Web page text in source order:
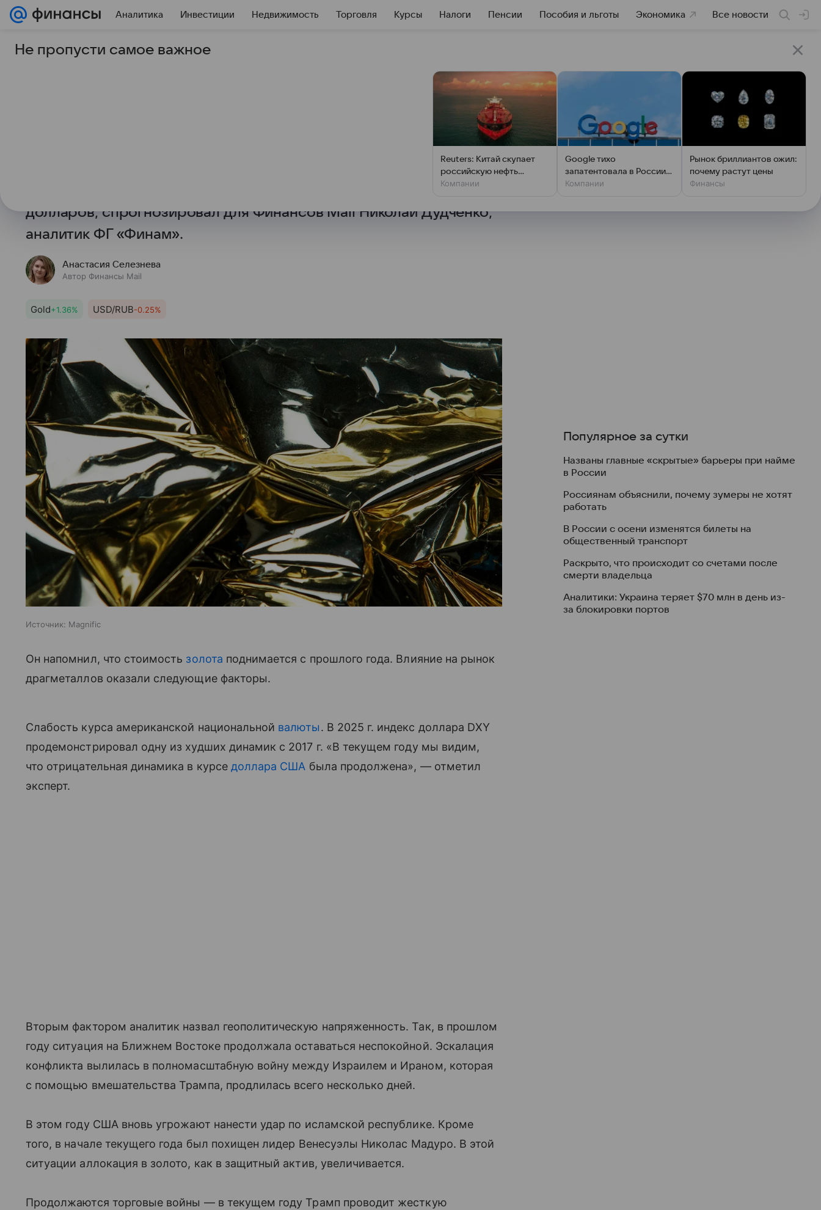
Аналитика Инвестиции Недвижимость Торговля Курсы Налоги Пенсии Пособия и льготы Экономика Все новости
29 января 2026 Финансы Mail
Стоимость золота вновь обновила исторический максимум —
28 января цена фьючерса превышала 5 300 долларов за тройскую
долларов, спрогнозировал для Финансов Mail Николай Дудченко,
аналитик ФГ «Финам».
Анастасия Селезнева
Автор Финансы Mail
Gold+1.36% USD/RUB-0.25%
Источник: Magnific
Он напомнил, что стоимость золота поднимается с прошлого года. Влияние на рынок
драгметаллов оказали следующие факторы.
Слабость курса американской национальной валюты. В 2025 г. индекс доллара DXY
продемонстрировал одну из худших динамик с 2017 г. «В текущем году мы видим,
что отрицательная динамика в курсе доллара США была продолжена», — отметил
эксперт.
Вторым фактором аналитик назвал геополитическую напряженность. Так, в прошлом
году ситуация на Ближнем Востоке продолжала оставаться неспокойной. Эскалация
конфликта вылилась в полномасштабную войну между Израилем и Ираном, которая
с помощью вмешательства Трампа, продлилась всего несколько дней.
В этом году США вновь угрожают нанести удар по исламской республике. Кроме
того, в начале текущего года был похищен лидер Венесуэлы Николас Мадуро. В этой
ситуации аллокация в золото, как в защитный актив, увеличивается.
Продолжаются торговые войны — в текущем году Трамп проводит жесткую
Популярное за сутки
Названы главные «скрытые» барьеры при найме
в России
Россиянам объяснили, почему зумеры не хотят
работать
В России с осени изменятся билеты на
общественный транспорт
Раскрыто, что происходит со счетами после
смерти владельца
Аналитики: Украина теряет $70 млн в день из-
за блокировки портов
Не пропусти самое важное
Reuters: Китай скупает
российскую нефть
рекордными партиями
Компании
Google тихо
запатентовала в России
мощный ИИ для кода
Компании
Рынок бриллиантов ожил:
почему растут цены
Финансы